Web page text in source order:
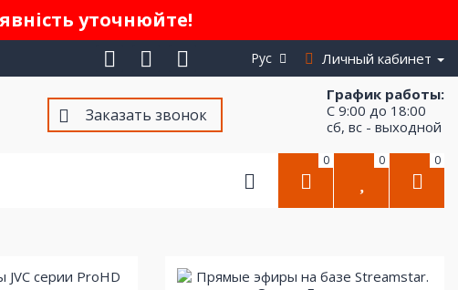
уточнюйте!
Личный кабинет
Заказать звонок
График работы:
С 9:00 до 18:00
сб, вс - выходной
0 0 0